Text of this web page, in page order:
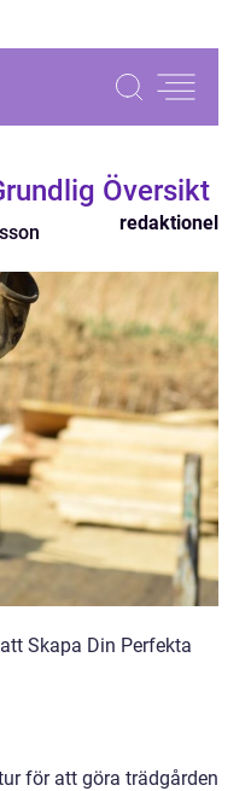
Översikt
redaktionel
Skapa Din Perfekta
för att göra trädgården